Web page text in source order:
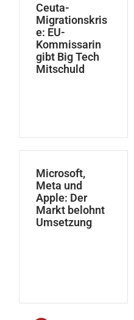
Ceuta-
Migrationskris
e: EU-
Kommissarin
gibt Big Tech
Mitschuld
Microsoft,
Meta und
Apple: Der
Markt belohnt
Umsetzung